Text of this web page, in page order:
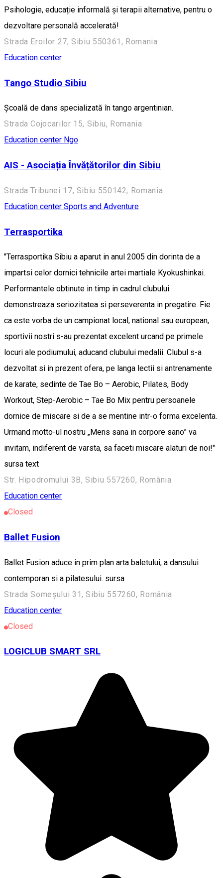
Psihologie, educație informală și terapii alternative, pentru o
dezvoltare personală accelerată!
Strada Eroilor 27, Sibiu 550361, Romania
Education center
Tango Studio Sibiu
Școală de dans specializată în tango argentinian.
Strada Cojocarilor 15, Sibiu, Romania
Education center Ngo
AIS - Asociația Învățătorilor din Sibiu
Strada Tribunei 17, Sibiu 550142, Romania
Education center Sports and Adventure
Terrasportika
"Terrasportika Sibiu a aparut in anul 2005 din dorinta de a
impartsi celor dornici tehnicile artei martiale Kyokushinkai.
Performantele obtinute in timp in cadrul clubului
demonstreaza seriozitatea si perseverenta in pregatire. Fie
ca este vorba de un campionat local, national sau european,
sportivii nostri s-au prezentat excelent urcand pe primele
locuri ale podiumului, aducand clubului medalii. Clubul s-a
dezvoltat si in prezent ofera, pe langa lectii si antrenamente
de karate, sedinte de Tae Bo – Aerobic, Pilates, Body
Workout, Step-Aerobic – Tae Bo Mix pentru persoanele
dornice de miscare si de a se mentine intr-o forma excelenta.
Urmand motto-ul nostru „Mens sana in corpore sano” va
invitam, indiferent de varsta, sa faceti miscare alaturi de noi!"
sursa text
Str. Hipodromului 3B, Sibiu 557260, România
Education center
Closed
Ballet Fusion
Ballet Fusion aduce in prim plan arta baletului, a dansului
contemporan si a pilatesului. sursa
Strada Someșului 31, Sibiu 557260, România
Education center
Closed
LOGICLUB SMART SRL